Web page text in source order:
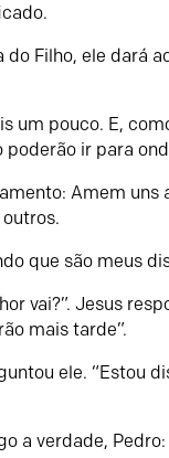
Filho, ele dará
um pouco. E,
ir para
Amem uns
que são meus
vai?”. Jesus
mais tarde”.
ele. “Estou
a verdade,